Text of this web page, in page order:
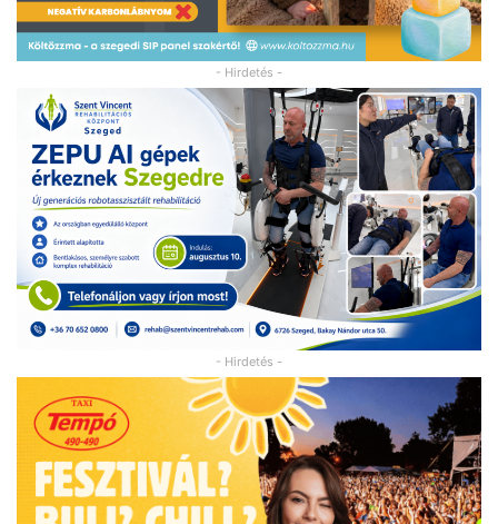
- Hirdetés -
- Hirdetés -